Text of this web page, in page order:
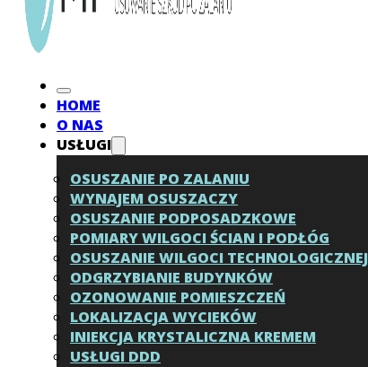
HOME
O NAS
USŁUGI
OSUSZANIE PO ZALANIU
WYNAJEM OSUSZACZY
OSUSZANIE PODPOSADZKOWE
POMIARY WILGOCI ŚCIAN I PODŁÓG
OSUSZANIE WILGOCI TECHNOLOGICZNEJ
ODGRZYBIANIE BUDYNKÓW
OZONOWANIE POMIESZCZEŃ
LOKALIZACJA WYCIEKÓW
INIEKCJA KRYSTALICZNA KREMEM
USŁUGI DDD